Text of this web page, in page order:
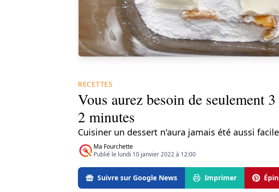
RECETTES
Vous aurez besoin de seulement
2 minutes
Cuisiner un dessert n'aura jamais été aussi
Ma Fourchette
Publié le lundi 10 janvier 2022 à 12:00
Suivre sur Google News Imprimer